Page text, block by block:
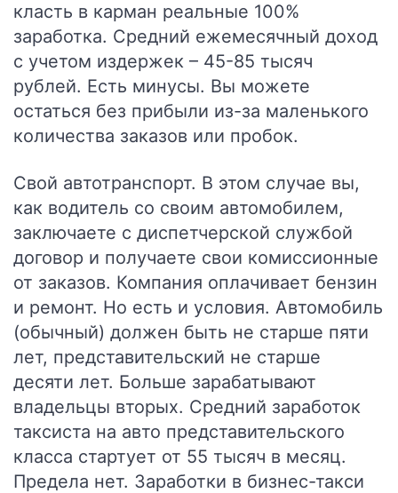
класть в карман реальные 100%
заработка. Средний ежемесячный доход
с учетом издержек – 45-85 тысяч
рублей. Есть минусы. Вы можете
остаться без прибыли из-за маленького
количества заказов или пробок.
Свой автотранспорт. В этом случае вы,
как водитель со своим автомобилем,
заключаете с диспетчерской службой
договор и получаете свои комиссионные
от заказов. Компания оплачивает бензин
и ремонт. Но есть и условия. Автомобиль
(обычный) должен быть не старше пяти
лет, представительский не старше
десяти лет. Больше зарабатывают
владельцы вторых. Средний заработок
таксиста на авто представительского
класса стартует от 55 тысяч в месяц.
Предела нет. Заработки в бизнес-такси